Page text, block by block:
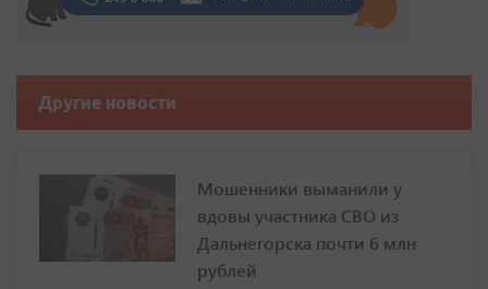
Другие новости
Мошенники выманили у
вдовы участника СВО из
Дальнегорска почти 6 млн
рублей